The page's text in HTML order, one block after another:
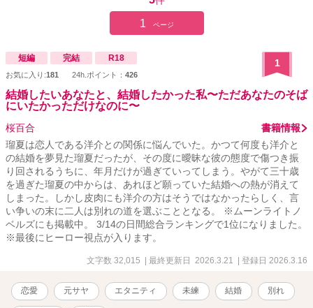
1 ページ
短編 完結 R18
お気に入り:181 24h.ポイント： 426
1
結婚したいあなたと、結婚したかった私〜ただあなたのそば
にいたかっただけなのに〜
桜百合
書籍情報
瑠夏は恋人である洋介との関係に悩んでいた。かつて何度も洋介と
の結婚を夢見た瑠夏だったが、その度に曖昧な彼の態度で傷つき振
り回されるうちに、年月だけが過ぎていってしまう。やがて三十歳
を過ぎた瑠夏の中からは、あれほど願っていた結婚への熱が消えて
しまった。しかし皮肉にも洋介の方はそうではなかったらしく、言
い争いの末に二人は別れの道を選ぶこととなる。 ※ムーンライトノ
ベルズにも掲載中。 3/14の日間総合ランキングで1位になりました。
※最後にヒーロー視点が入ります。
文字数 32,015 | 最終更新日 2026.3.21 | 登録日 2026.3.16
恋愛 元サヤ エタニティ 未練 結婚 別れ